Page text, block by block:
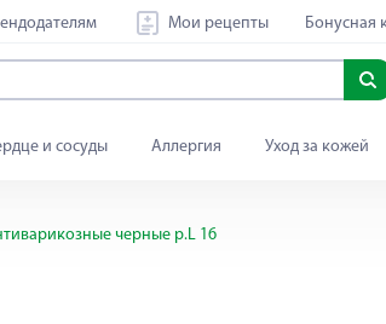
Мои рецепты Бонусная
и сосуды Аллергия Уход за кожей
черные р.L 16